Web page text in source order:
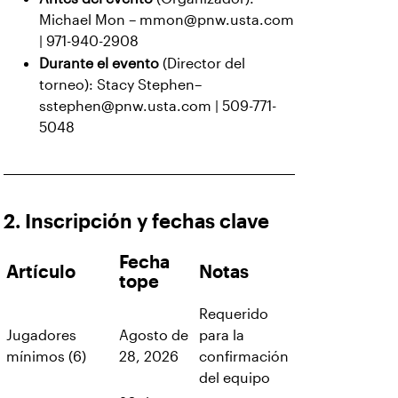
Michael Mon – mmon@pnw.usta.com
| 971-940-2908
Durante el evento (Director del
torneo): Stacy Stephen–
sstephen@pnw.usta.com | 509-771-
5048
2. Inscripción y fechas clave
Artículo
Fecha
tope
Notas
Jugadores
mínimos (6)
Agosto de
28, 2026
Requerido
para la
confirmación
del equipo